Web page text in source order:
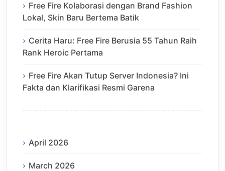
Free Fire Kolaborasi dengan Brand Fashion
Lokal, Skin Baru Bertema Batik
Cerita Haru: Free Fire Berusia 55 Tahun Raih
Rank Heroic Pertama
Free Fire Akan Tutup Server Indonesia? Ini
Fakta dan Klarifikasi Resmi Garena
April 2026
March 2026